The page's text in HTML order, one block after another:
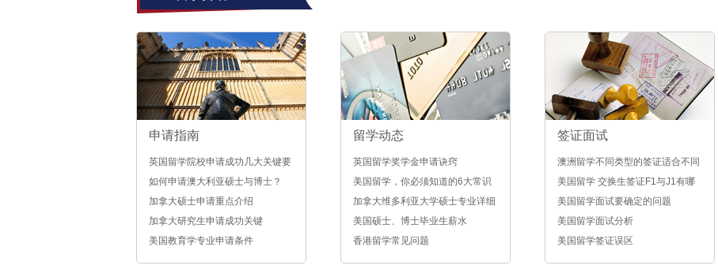
申请指南
英国留学院校申请成功几大关键要
素
如何申请澳大利亚硕士与博士？
加拿大硕士申请重点介绍
加拿大研究生申请成功关键
美国教育学专业申请条件
留学动态
英国留学奖学金申请诀窍
美国留学，你必须知道的6大常识
加拿大维多利亚大学硕士专业详细
介绍
美国硕士、博士毕业生薪水
香港留学常见问题
签证面试
澳洲留学不同类型的签证适合不同
学历
美国留学 交换生签证F1与J1有哪
些区别
美国留学面试要确定的问题
美国留学面试分析
美国留学签证误区